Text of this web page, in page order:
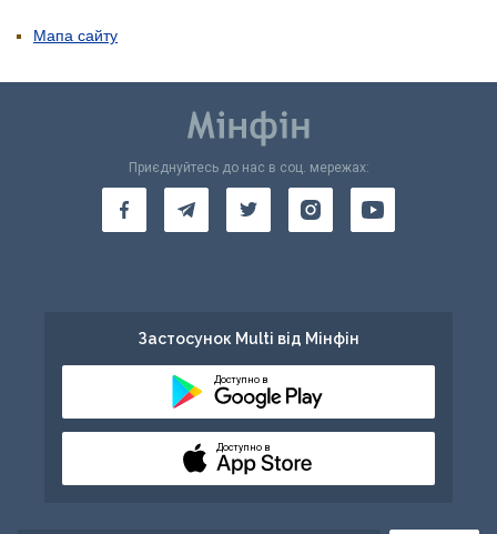
Мапа сайту
Приєднуйтесь до нас в соц. мережах:
Застосунок Multi від Мінфін
Доступно в
Доступно в